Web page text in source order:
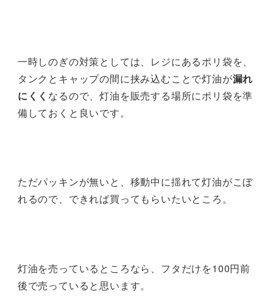
一時しのぎの対策としては、レジにあるポリ袋を、
タンクとキャップの間に挟み込むことで灯油が漏れ
にくく なるので、灯油を販売する場所にポリ袋を準
備しておくと良いです。
ただパッキンが無いと、移動中に揺れて灯油がこぼ
れるので、できれば買ってもらいたいところ。
灯油を売っているところなら、フタだけを100円前
後で売っていると思います。